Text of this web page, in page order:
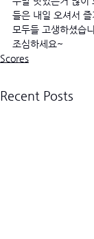
들은 내일 오셔서
모두들 고생하셨습
조심하세요~
Scores
Recent Posts